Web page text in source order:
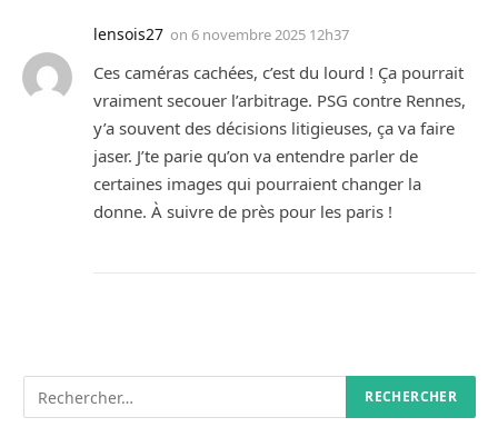
lensois27 on 6 novembre 2025 12h37
Ces caméras cachées, c’est du lourd ! Ça pourrait
vraiment secouer l’arbitrage. PSG contre Rennes,
y’a souvent des décisions litigieuses, ça va faire
jaser. J’te parie qu’on va entendre parler de
certaines images qui pourraient changer la
donne. À suivre de près pour les paris !